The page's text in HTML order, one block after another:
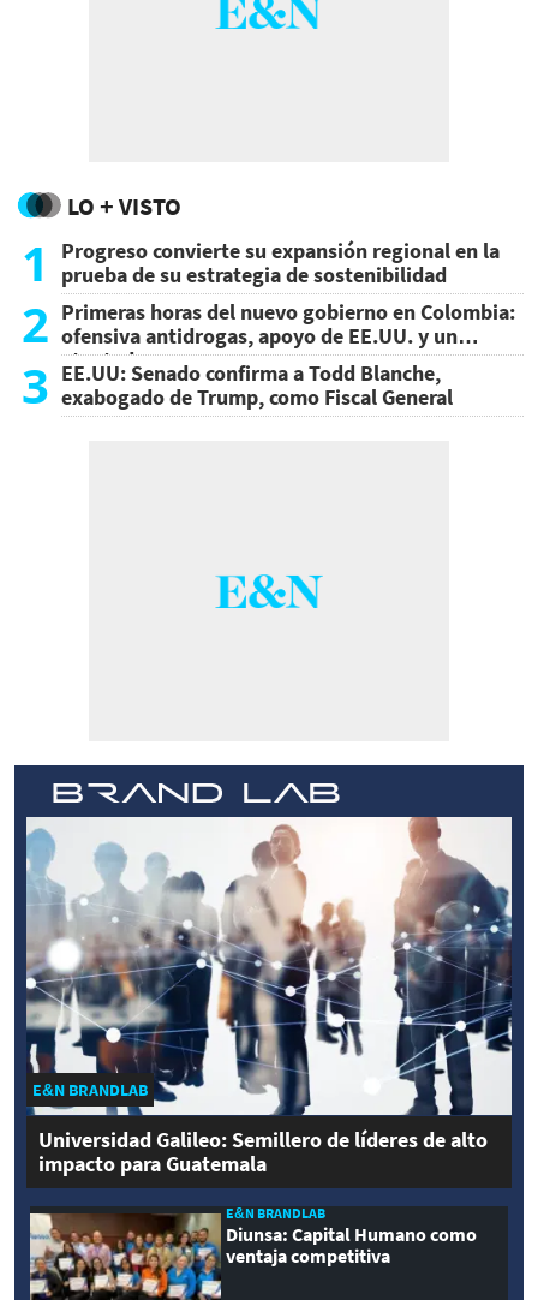
LO + VISTO
1
Progreso convierte su expansión regional en la
prueba de su estrategia de sostenibilidad
2 Primeras horas del nuevo gobierno en Colombia:
ofensiva antidrogas, apoyo de EE.UU. y un
atentado
3 EE.UU: Senado confirma a Todd Blanche,
exabogado de Trump, como Fiscal General
E&N BRANDLAB
Universidad Galileo: Semillero de líderes de alto
impacto para Guatemala
E&N BRANDLAB
Diunsa: Capital Humano como
ventaja competitiva